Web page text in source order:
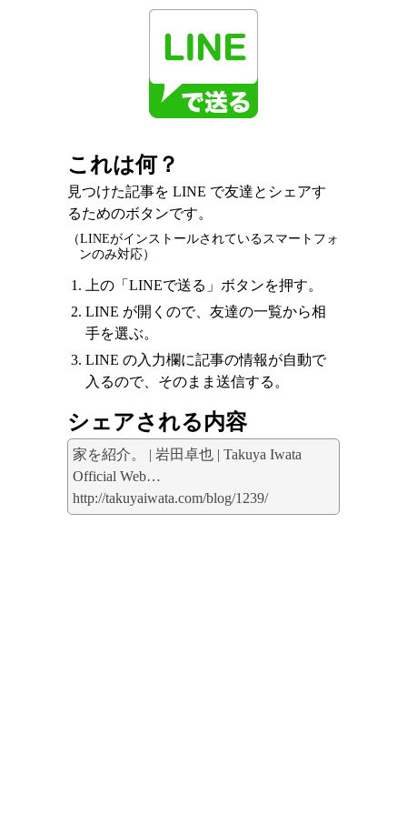
これは何？
見つけた記事を LINE で友達とシェアす
るためのボタンです。
（LINEがインストールされているスマートフォ
ンのみ対応）
上の「LINEで送る」ボタンを押す。
LINE が開くので、友達の一覧から相
手を選ぶ。
LINE の入力欄に記事の情報が自動で
入るので、そのまま送信する。
シェアされる内容
家を紹介。 | 岩田卓也 | Takuya Iwata
Official Web…
http://takuyaiwata.com/blog/1239/